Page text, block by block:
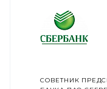
СОВЕТНИК